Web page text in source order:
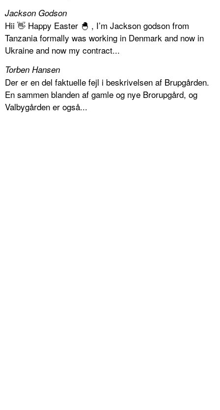
Jackson Godson
Hii 👋 Happy Easter 🐣 , I’m Jackson godson from
Tanzania formally was working in Denmark and now in
Ukraine and now my contract...
Torben Hansen
Der er en del faktuelle fejl i beskrivelsen af Brupgården.
En sammen blanden af gamle og nye Brorupgård, og
Valbygården er også...